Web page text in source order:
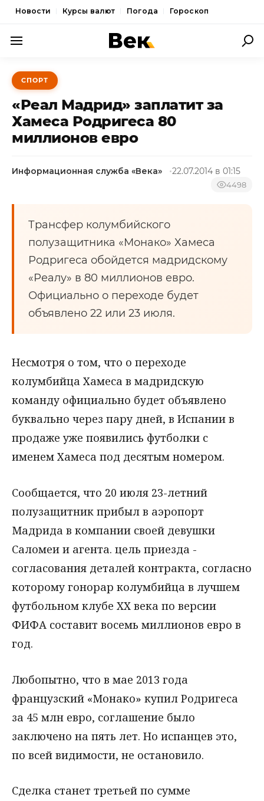
Новости Курсы валют Погода Гороскоп
ПОЛИТИКА
ЭКОНОМИКА
ОБЩЕСТВО
СПОРТ
СПОРТ
«Реал Мадрид» заплатит за
Хамеса Родригеса 80
миллионов евро
Информационная служба «Века» 22.07.2014 в 01:15
4498
Трансфер колумбийского
полузащитника «Монако» Хамеса
Родригеса обойдется мадридскому
«Реалу» в 80 миллионов евро.
Официально о переходе будет
объявлено 22 или 23 июля.
Несмотря о том, что о переходе
колумбийца Хамеса в мадридскую
команду официально будет объявлено
буквально через пару дней, в Испании в
продаже уже появились футболки с
именем Хамеса под десятым номером.
Сообщается, что 20 июля 23-летний
полузащитник прибыл в аэропорт
Мадрида в компании своей девушки
Саломеи и агента. цель приезда -
согласования деталей контракта, согласно
которому гонорар колумбийца в лучшем
футбольном клубе XX века по версии
ФИФА составит восемь миллионов евро в
год.
Любопытно, что в мае 2013 года
французский «Монако» купил Родригеса
за 45 млн евро, соглашение было
заключено на пять лет. Но испанцев это,
по всей видимости, не остановило.
Сделка станет третьей по сумме